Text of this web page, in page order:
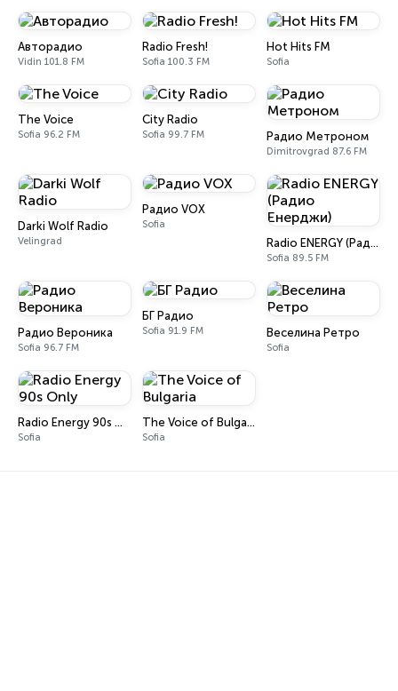
Авторадио
Vidin 101.8 FM
Radio Fresh!
Sofia 100.3 FM
Hot Hits FM
Sofia
The Voice
Sofia 96.2 FM
City Radio
Sofia 99.7 FM Радио Метроном
Dimitrovgrad 87.6 FM
Darki Wolf Radio
Velingrad
Радио VOX
Sofia
Radio ENERGY (Радио Енерджи)
Sofia 89.5 FM
Радио Вероника
Sofia 96.7 FM
БГ Радио
Sofia 91.9 FM Веселина Ретро
Sofia
Radio Energy 90s Only
Sofia
The Voice of Bulgaria
Sofia